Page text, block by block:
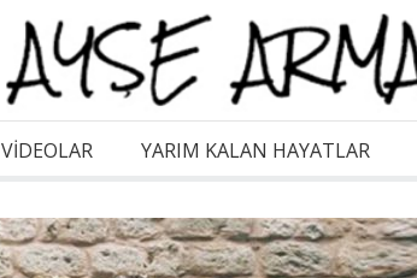
VİDEOLAR YARIM KALAN HAYATLAR